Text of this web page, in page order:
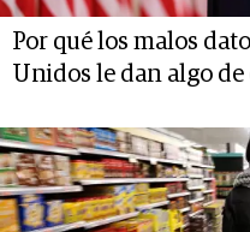
Por qué los malos
Unidos le dan algo